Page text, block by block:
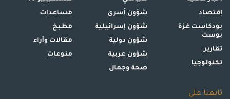
إقتصاد
بودكاست غزة
بوست
تقارير
تكنولوجيا
شؤون أسرى
شؤون إسرائيلية
شؤون دولية
شؤون عربية
صحة وجمال
مساعدات
مطبخ
مقالات وأراء
منوعات
تابعنا على